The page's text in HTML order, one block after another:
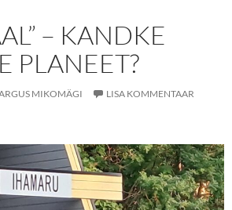
– KANDKE
PLANEET?
MIKOMÄGI LISA KOMMENTAAR